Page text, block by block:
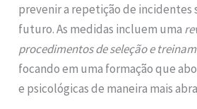
prevenir a repetição de incidentes
futuro. As medidas incluem uma
procedimentos de seleção e
focando em uma formação que
e psicológicas de maneira mais